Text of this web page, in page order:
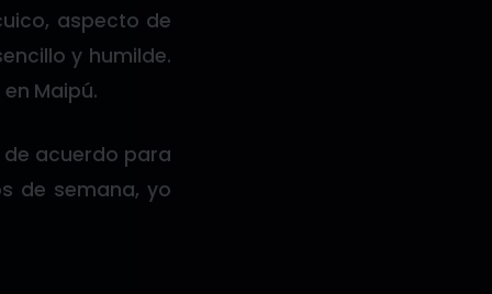
aspecto de
y humilde.
Maipú.
acuerdo para
de semana, yo